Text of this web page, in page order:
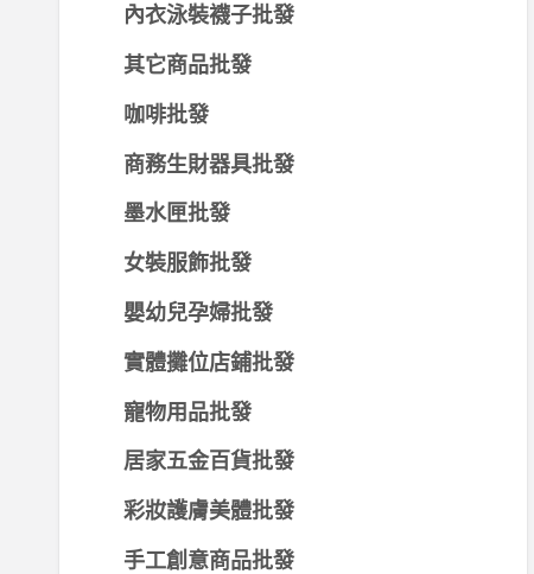
內衣泳裝襪子批發
其它商品批發
咖啡批發
商務生財器具批發
墨水匣批發
女裝服飾批發
嬰幼兒孕婦批發
實體攤位店鋪批發
寵物用品批發
居家五金百貨批發
彩妝護膚美體批發
手工創意商品批發